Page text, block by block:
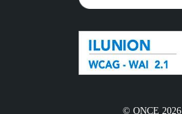
© ONCE 2026